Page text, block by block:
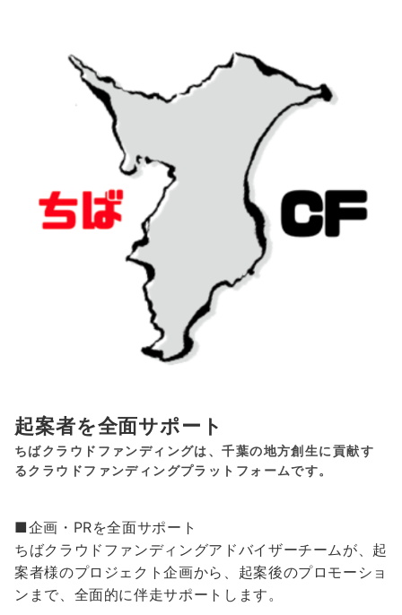
起案者を全面サポート
ちばクラウドファンディングは、千葉の地方創生に貢献す
るクラウドファンディングプラットフォームです。
■企画・PRを全面サポート
ちばクラウドファンディングアドバイザーチームが、起
案者様のプロジェクト企画から、起案後のプロモーショ
ンまで、全面的に伴走サポートします。